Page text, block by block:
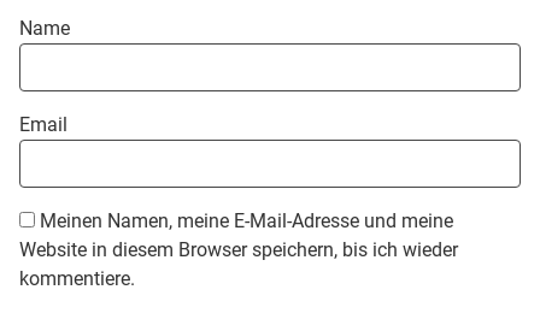
Name
Email
Meinen Namen, meine E-Mail-Adresse und meine
Website in diesem Browser speichern, bis ich wieder
kommentiere.